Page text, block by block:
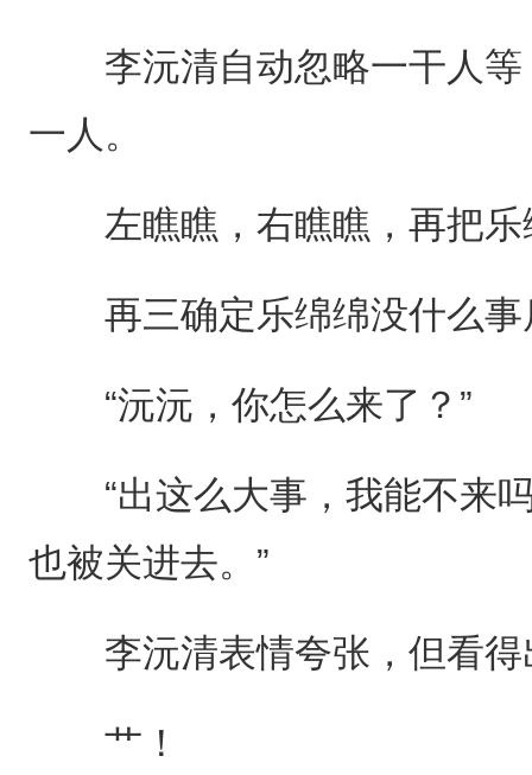
李沅清自动忽略一干人等
一人。
左瞧瞧，右瞧瞧，再把乐
再三确定乐绵绵没什么事
“沅沅，你怎么来了？”
“出这么大事，我能不来吗
也被关进去。”
李沅清表情夸张，但看得
艹！